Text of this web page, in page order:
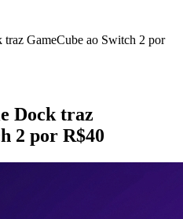
GameCube ao Switch 2 por
Dock traz
2 por R$40